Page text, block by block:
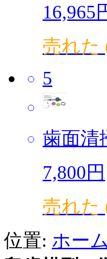
16,965
売れた
5
歯面清
7,800円
売れた
位置: ホーム